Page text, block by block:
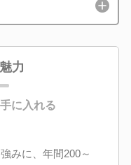
力
に入れる
みに、年間200～